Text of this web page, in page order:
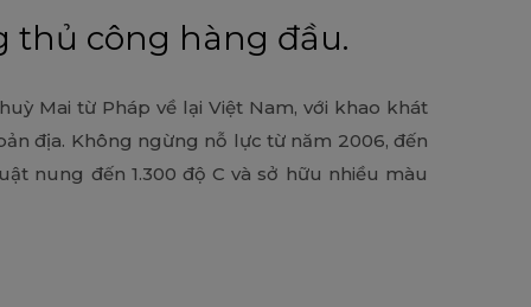
thủ công hàng đầu.
Mai từ Pháp về lại Việt Nam, với khao khát
địa. Không ngừng nỗ lực từ năm 2006, đến
nung đến 1.300 độ C và sở hữu nhiều màu